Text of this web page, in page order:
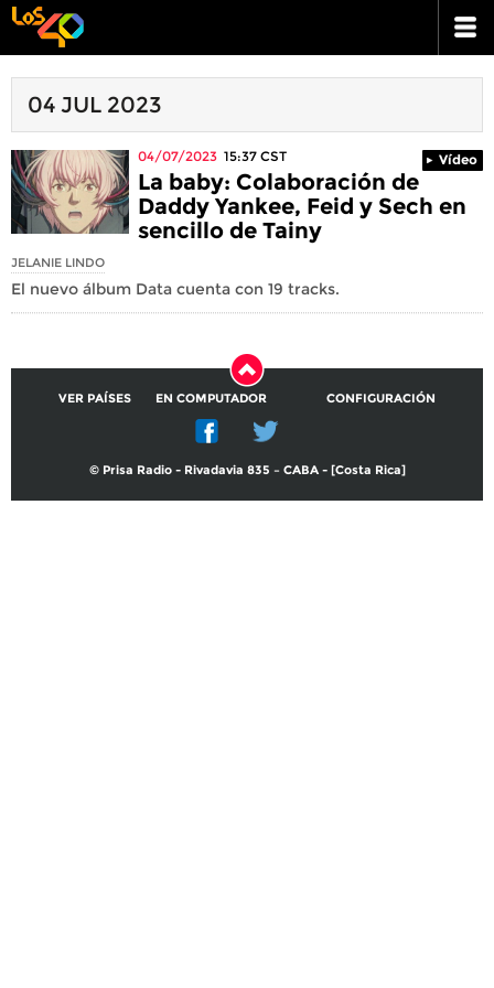
04 JUL 2023
04/07/2023 15:37 CST Vídeo
La baby: Colaboración de
Daddy Yankee, Feid y Sech en
sencillo de Tainy
JELANIE LINDO
El nuevo álbum Data cuenta con 19 tracks.
VER PAÍSES EN COMPUTADOR CONFIGURACIÓN
© Prisa Radio - Rivadavia 835 – CABA - [Costa Rica]